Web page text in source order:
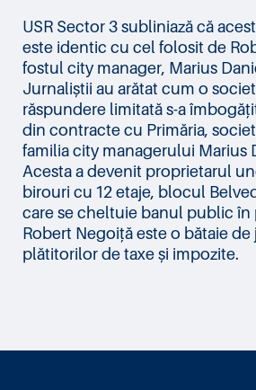
USR Sector 3 subliniază că
este identic cu cel folosit de
fostul city manager, Marius
Jurnaliștii au arătat cum o
răspundere limitată s-a
din contracte cu Primăria,
familia city managerului Marius
Acesta a devenit proprietarul
birouri cu 12 etaje, blocul
care se cheltuie banul public în
Robert Negoiță este o bătaie de
plătitorilor de taxe și impozite.